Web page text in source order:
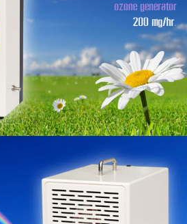
งผลิตโอโซน (น้ำ-อากาศ)
ขนาด 40 ตรม.